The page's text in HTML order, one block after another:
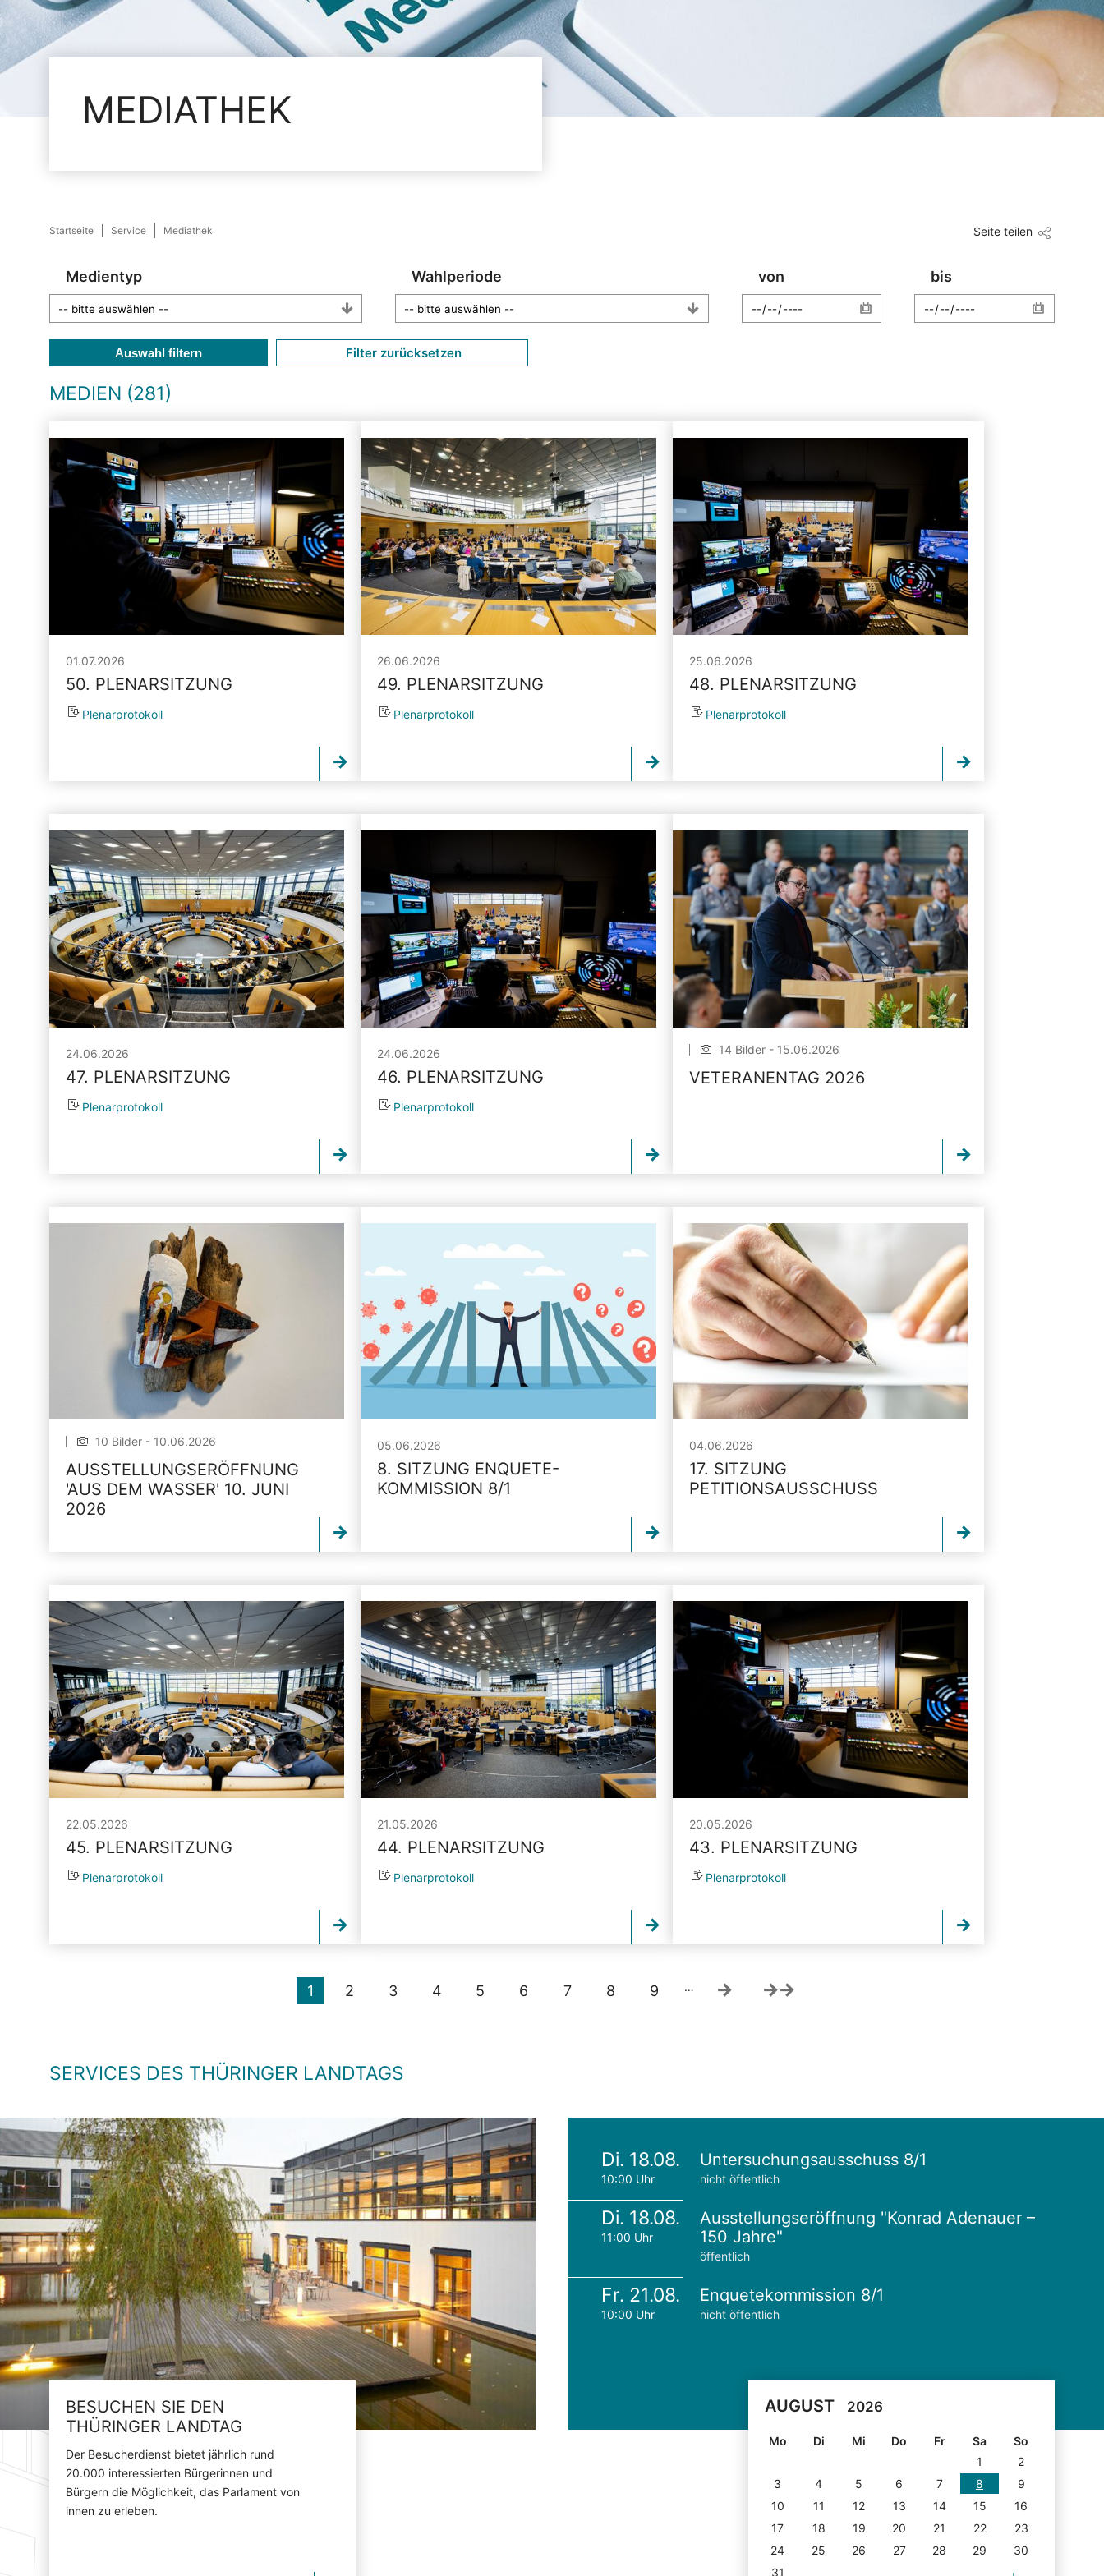
MEDIATHEK
Startseite Service Mediathek Seite teilen
Medientyp Wahlperiode von bis
Auswahl filtern Filter zurücksetzen
MEDIEN (281)
01.07.2026
50. PLENARSITZUNG
Plenarprotokoll
26.06.2026
49. PLENARSITZUNG
Plenarprotokoll
25.06.2026
48. PLENARSITZUNG
Plenarprotokoll
24.06.2026
47. PLENARSITZUNG
Plenarprotokoll
24.06.2026
46. PLENARSITZUNG
Plenarprotokoll
14 Bilder - 15.06.2026
VETERANENTAG 2026
10 Bilder - 10.06.2026
AUSSTELLUNGSERÖFFNUNG
'AUS DEM WASSER' 10. JUNI
2026
05.06.2026
8. SITZUNG ENQUETE-
KOMMISSION 8/1
04.06.2026
17. SITZUNG
PETITIONSAUSSCHUSS
22.05.2026
45. PLENARSITZUNG
Plenarprotokoll
21.05.2026
44. PLENARSITZUNG
Plenarprotokoll
20.05.2026
43. PLENARSITZUNG
Plenarprotokoll
1 2 3 4 5 6 7 8 9 …
SERVICES DES THÜRINGER LANDTAGS
BESUCHEN SIE DEN
THÜRINGER LANDTAG
Der Besucherdienst bietet jährlich rund
20.000 interessierten Bürgerinnen und
Bürgern die Möglichkeit, das Parlament von
innen zu erleben.
Di. 18.08.
10:00 Uhr
Untersuchungsausschuss 8/1
nicht öffentlich
Di. 18.08.
11:00 Uhr
Ausstellungseröffnung "Konrad Adenauer –
150 Jahre"
öffentlich
Fr. 21.08.
10:00 Uhr
Enquetekommission 8/1
nicht öffentlich
AUGUST 2026
Mo Di Mi Do Fr Sa
So
1
2
3
4 5 6 7 8
9
10
11 12 13 14 15
16
17
18 19 20 21 22
23
24
25 26 27 28 29
30
31